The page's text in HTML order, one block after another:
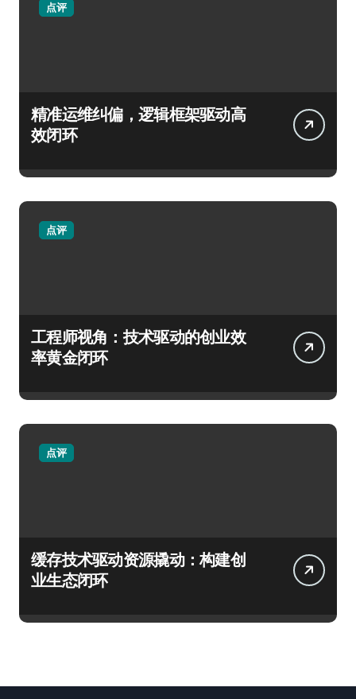
点评
精准运维纠偏，逻辑框架驱动高
效闭环
点评
工程师视角：技术驱动的创业效
率黄金闭环
点评
缓存技术驱动资源撬动：构建创
业生态闭环